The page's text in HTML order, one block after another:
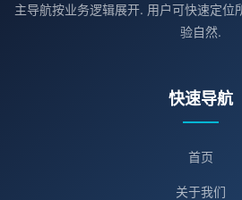
主导航按业务逻辑展开. 用户可快速定位
验自然.
快速导航
首页
关于我们